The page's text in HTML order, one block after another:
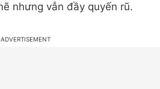
nhưng vẫn đầy quyến rũ.